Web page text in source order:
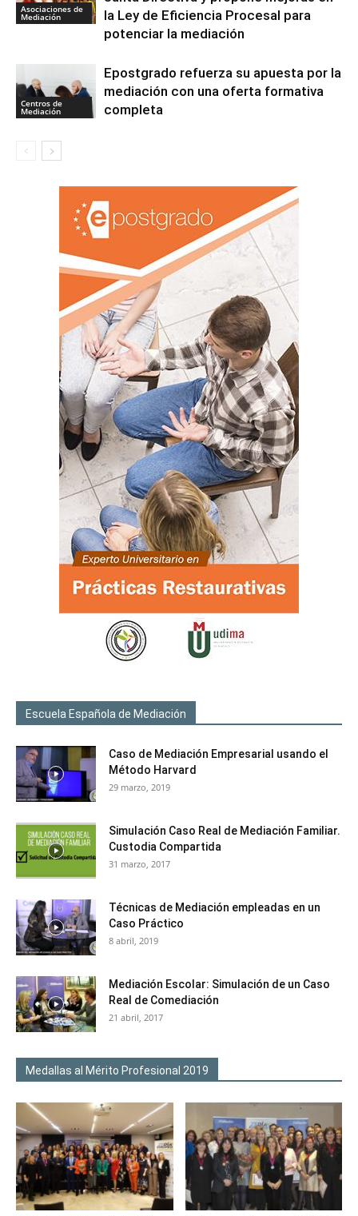
Asociaciones de
Mediación
la Ley de Eficiencia Procesal para
potenciar la mediación
Centros de
Mediación
Epostgrado refuerza su apuesta por la
mediación con una oferta formativa
completa
Escuela Española de Mediación
Caso de Mediación Empresarial usando el
Método Harvard
29 marzo, 2019
Simulación Caso Real de Mediación Familiar.
Custodia Compartida
31 marzo, 2017
Técnicas de Mediación empleadas en un
Caso Práctico
8 abril, 2019
Mediación Escolar: Simulación de un Caso
Real de Comediación
21 abril, 2017
Medallas al Mérito Profesional 2019